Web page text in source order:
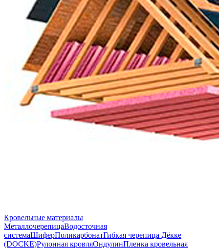
Кровельные материалы
МеталлочерепицаВодосточная
системаШиферПоликарбонатГибкая черепица Дёкке
(DOCKE)Рулонная кровляОндулинПленка кровельная